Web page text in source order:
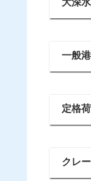
大深
一般
定格
クレ